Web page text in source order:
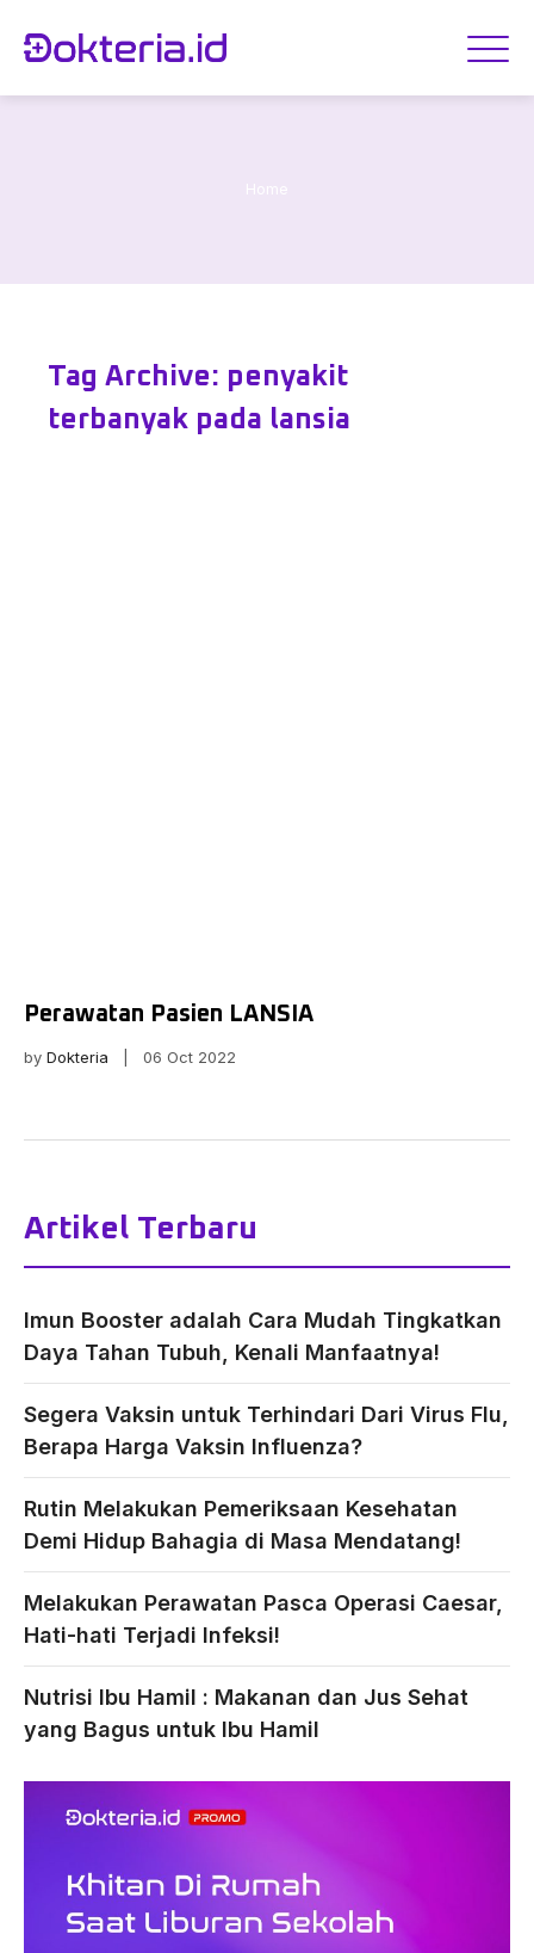
Home
Tag Archive: penyakit
terbanyak pada lansia
Perawatan Pasien LANSIA
by Dokteria | 06 Oct 2022
Artikel Terbaru
Imun Booster adalah Cara Mudah Tingkatkan
Daya Tahan Tubuh, Kenali Manfaatnya!
Segera Vaksin untuk Terhindari Dari Virus Flu,
Berapa Harga Vaksin Influenza?
Rutin Melakukan Pemeriksaan Kesehatan
Demi Hidup Bahagia di Masa Mendatang!
Melakukan Perawatan Pasca Operasi Caesar,
Hati-hati Terjadi Infeksi!
Nutrisi Ibu Hamil : Makanan dan Jus Sehat
yang Bagus untuk Ibu Hamil